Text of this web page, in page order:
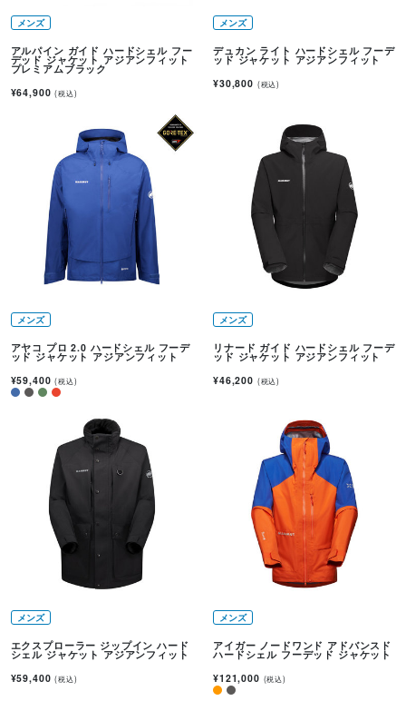
メンズ
アルパイン ガイド ハードシェル フー
デッド ジャケット アジアンフィット
プレミアムブラック
¥64,900(税込)
メンズ
デュカン ライト ハードシェル フーデ
ッド ジャケット アジアンフィット
¥30,800 (税込)
メンズ
アヤコ プロ 2.0 ハードシェル フーデ
ッド ジャケット アジアンフィット
¥59,400(税込)
メンズ
リナード ガイド ハードシェル フーデ
ッド ジャケット アジアンフィット
¥46,200 (税込)
メンズ
エクスプローラー ジップイン ハード
シェル ジャケット アジアンフィット
¥59,400(税込)
メンズ
アイガー ノードワンド アドバンスド
ハードシェル フーデッド ジャケット
¥121,000 (税込)